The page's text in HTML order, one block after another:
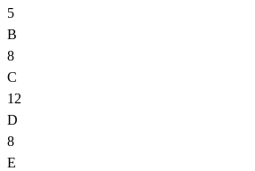
5
B
8
C
12
D
8
E